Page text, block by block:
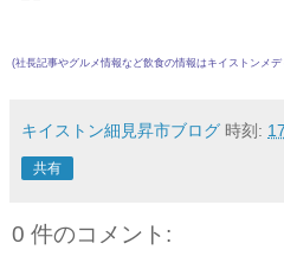
(社長記事やグルメ情報など飲食の情報は キイストンメ
キイストン細見昇市ブログ 時刻:
共有
0 件のコメント: